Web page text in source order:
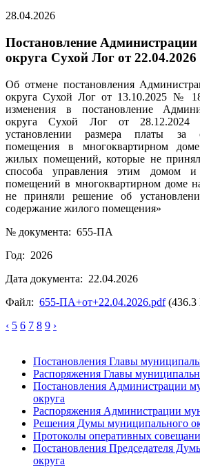
28.04.2026
Постановление
округа Сухой Лог от
Об отмене постановления
округа Сухой Лог от 13.10.2025 №
изменения в постановление
округа Сухой Лог от
установлении размера платы за
помещения в многоквартирном
жилых помещений, которые не
способа управления этим домом и
помещений в многоквартирном доме
не приняли решение об
содержание жилого помещения»
№ документа: 655-ПА
Год: 2026
Дата документа: 22.04.2026
Файл: 655-ПА+от+22.04.2026.pdf(436.3
‹ 5 6 7 8 9 ›
Постановления Главы
Распоряжения Главы
Постановления Администрации
округа
Распоряжения Администрации
Решения Думы муниципального
Протоколы оперативных
Постановления Председателя
округа